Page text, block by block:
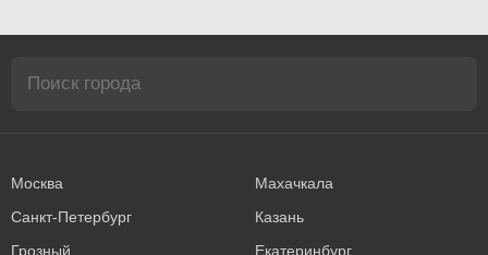
Москва
Махачкала
Санкт-Петербург
Казань
Грозный
Екатеринбург